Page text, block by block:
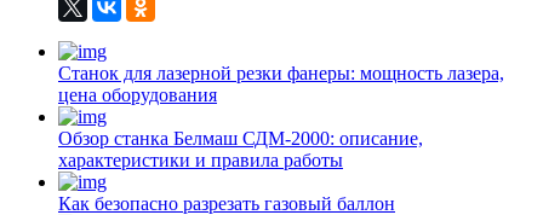
Станок для лазерной резки фанеры: мощность лазера,
цена оборудования
Обзор станка Белмаш СДМ-2000: описание,
характеристики и правила работы
Как безопасно разрезать газовый баллон